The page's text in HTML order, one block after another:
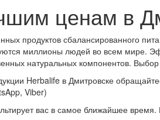
ценам в
продуктов сбалансированного
миллионы людей во всем мире.
натуральных компонентов.
Herbalife в Дмитровске
Viber)
вас в самое ближайшее